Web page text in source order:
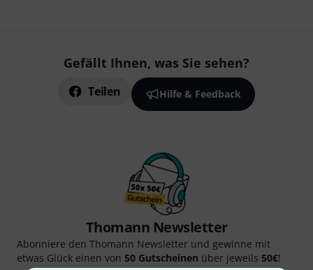
Gefällt Ihnen, was Sie sehen?
Teilen Hilfe & Feedback
Thomann Newsletter
Abonniere den Thomann Newsletter und gewinne mit
etwas Glück einen von 50 Gutscheinen über jeweils 50€!